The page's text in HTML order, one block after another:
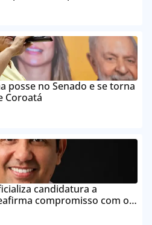
posse no Senado e se torna
Coroatá
candidatura a
compromisso com o